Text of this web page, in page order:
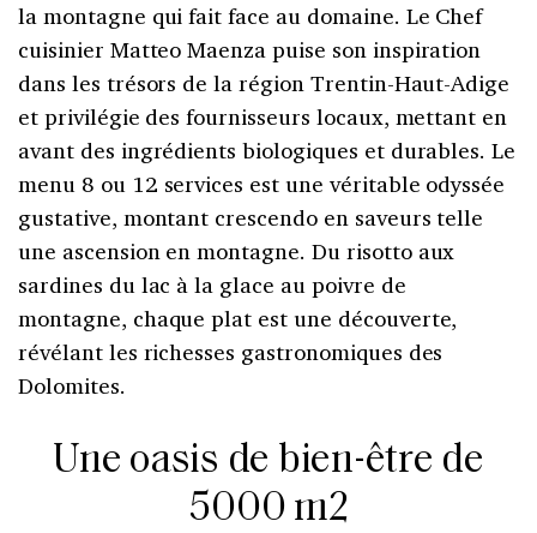
la montagne qui fait face au domaine. Le Chef
cuisinier Matteo Maenza puise son inspiration
dans les trésors de la région Trentin-Haut-Adige
et privilégie des fournisseurs locaux, mettant en
avant des ingrédients biologiques et durables. Le
menu 8 ou 12 services est une véritable odyssée
gustative, montant crescendo en saveurs telle
une ascension en montagne. Du risotto aux
sardines du lac à la glace au poivre de
montagne, chaque plat est une découverte,
révélant les richesses gastronomiques des
Dolomites.
Une oasis de bien-être de
5000 m2